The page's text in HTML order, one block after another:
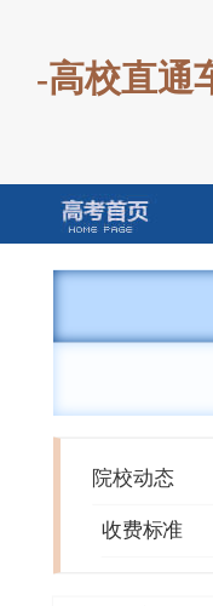
-高校直通
院校动态
收费标准